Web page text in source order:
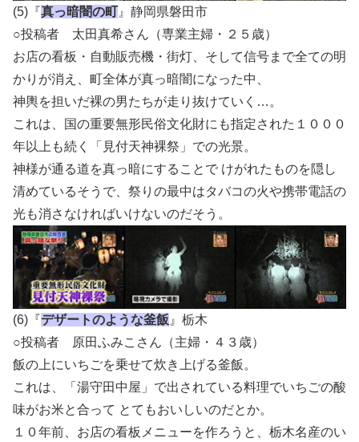
(5)『真っ暗闇の町 』静岡県磐田市
○投稿者 太田真希さん（専業主婦・２５歳）
お店の看板・自動販売機・街灯、そして信号まで全ての明
かりが消え、町全体が真っ暗闇になった中、
神輿を担いだ裸の男たちが走り抜けていく…。
これは、国の重要無形民俗文化財にも指定された１０００
年以上も続く「見付天神裸祭」での光景。
神様が通る道を真っ暗にすることで けがれたものを隠し
清めているそうで、祭りの最中はタバコの火や携帯電話の
光も消さなければいけないのだそう。
(6)『デザートのような釜飯 』栃木
○投稿者 原田ふみこさん（主婦・４３歳）
飯の上にいちごを乗せて炊き上げる釜飯。
これは、「湯守田中屋」で出されている料理でいちごの酸
味がお米と合って とてもおいしいのだとか。
１０年前、お店の看板メニューを作ろうと、栃木名産のい